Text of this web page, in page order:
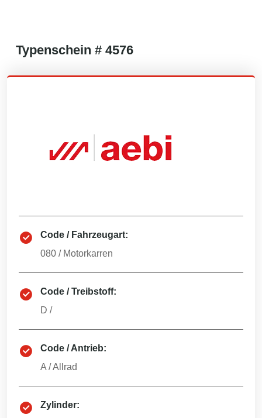
Typenschein # 4576
Code / Fahrzeugart:
080 / Motorkarren
Code / Treibstoff:
D /
Code / Antrieb:
A /Allrad
Zylinder: